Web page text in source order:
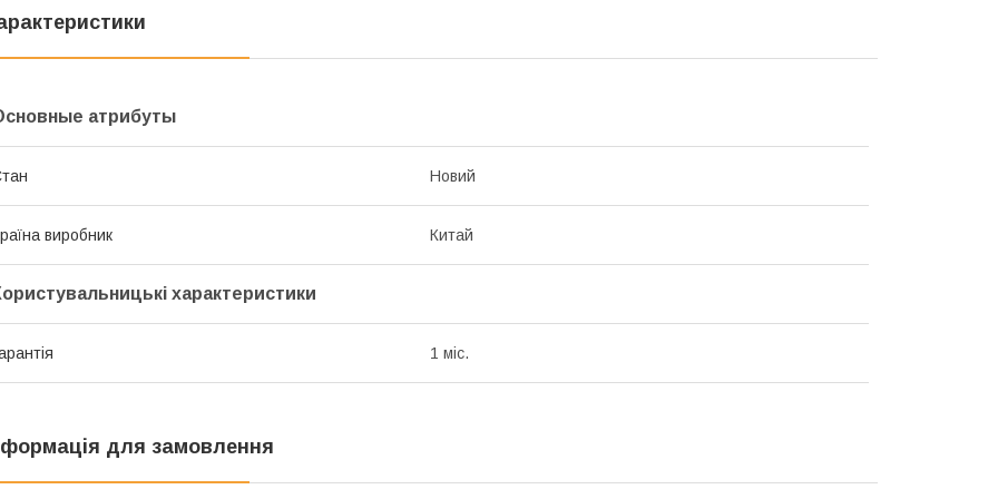
атрибуты
Новий
виробник Китай
характеристики
1 міс.
для замовлення